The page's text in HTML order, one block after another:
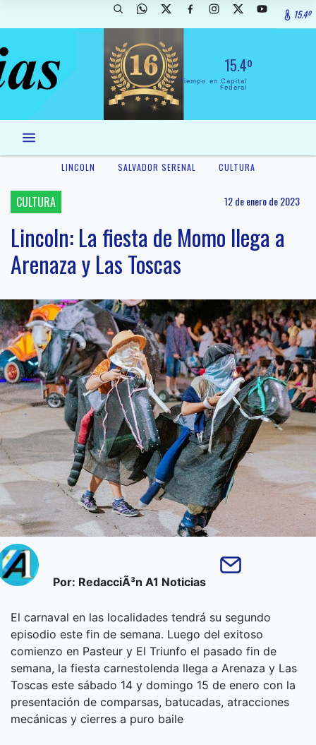
15.4º
15.4º
El Tiempo en Capital
Federal
LINCOLN SALVADOR SERENAL CULTURA
CULTURA 12 de enero de 2023
Lincoln: La fiesta de Momo llega a
Arenaza y Las Toscas
Por: RedacciÃ³n A1 Noticias
El carnaval en las localidades tendrá su segundo
episodio este fin de semana. Luego del exitoso
comienzo en Pasteur y El Triunfo el pasado fin de
semana, la fiesta carnestolenda llega a Arenaza y Las
Toscas este sábado 14 y domingo 15 de enero con la
presentación de comparsas, batucadas, atracciones
mecánicas y cierres a puro baile